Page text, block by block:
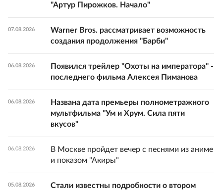
"Артур Пирожков. Начало"
07.08.2026
Warner Bros. рассматривает возможность
создания продолжения "Барби"
06.08.2026
Появился трейлер "Охоты на императора" -
последнего фильма Алексея Пиманова
06.08.2026
Названа дата премьеры полнометражного
мультфильма "Ум и Хрум. Сила пяти
вкусов"
06.08.2026
В Москве пройдет вечер с песнями из аниме
и показом "Акиры"
05.08.2026
Стали известны подробности о втором